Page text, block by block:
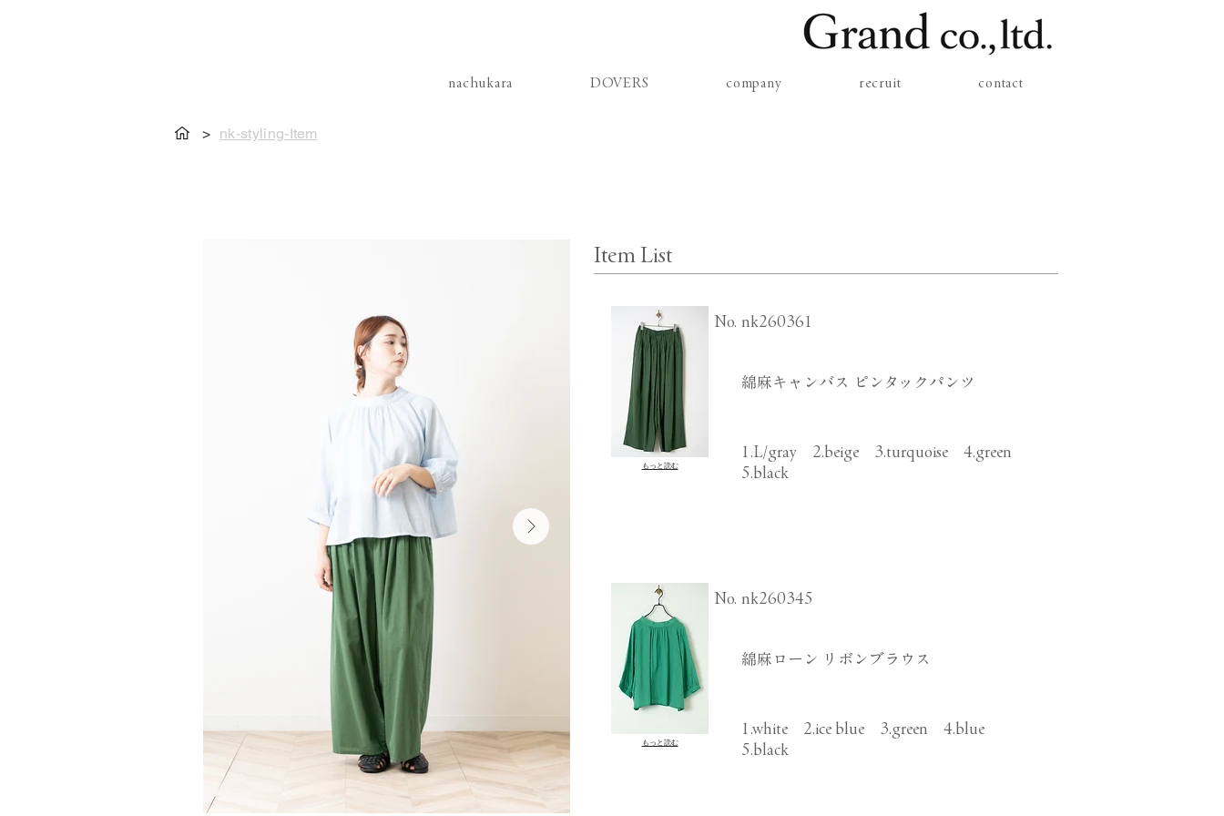
nachukara DOVERS company recruit contact
> nk-styling-Item
Item List
もっと読む
​No. nk260361
綿麻キャンバス ピンタックパンツ
1.L/gray 2.beige 3.turquoise 4.green
5.black
もっと読む
​No. nk260345
綿麻ローン リボンブラウス
1.white 2.ice blue 3.green 4.blue
5.black